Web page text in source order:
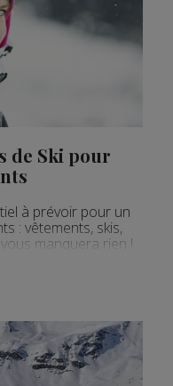
de Ski pour
à prévoir pour un
: vêtements, skis,
manquera rien !